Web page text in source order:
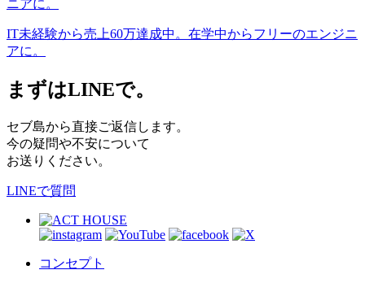
IT未経験から売上60万達成中。在学中からフリーのエンジニ
アに。
まずはLINEで。
セブ島から直接ご返信します。
今の疑問や不安について
お送りください。
LINEで質問
コンセプト